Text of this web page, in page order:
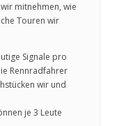
mitnehmen, wie
Touren wir
Signale pro
Rennradfahrer
wir und
je 3 Leute